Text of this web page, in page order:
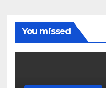
You missed